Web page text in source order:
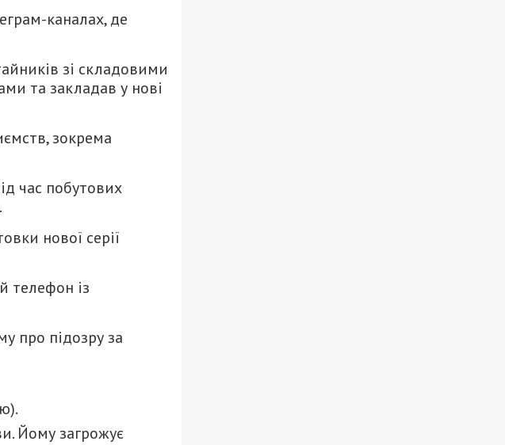
каналах, де
зі складовими
та закладав у нові
зокрема
час побутових
нової серії
телефон із
про підозру за
Йому загрожує